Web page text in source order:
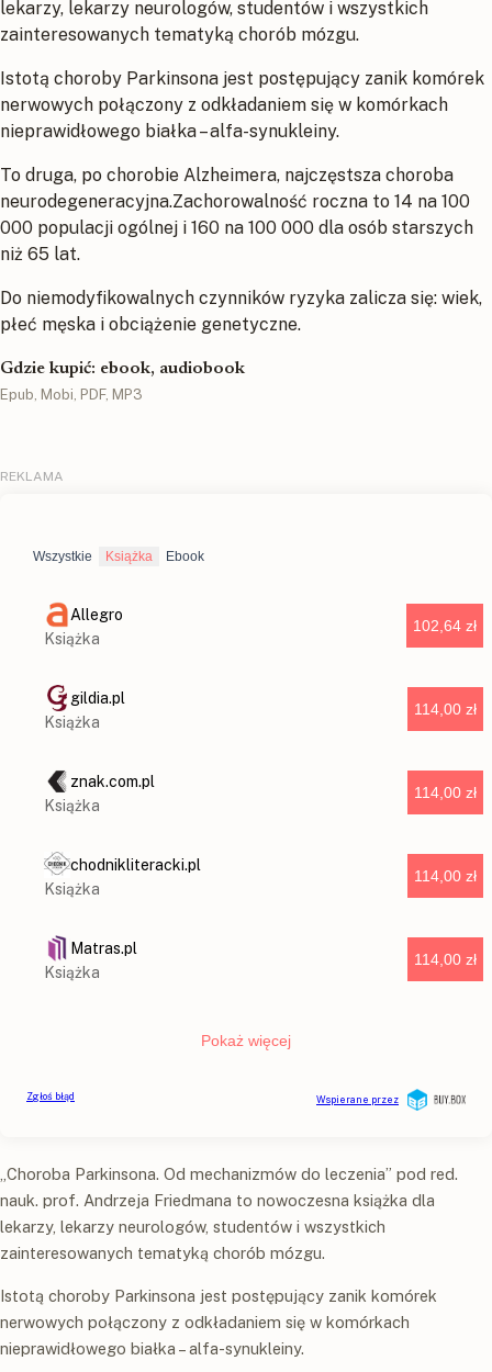
lekarzy, lekarzy neurologów, studentów i wszystkich
zainteresowanych tematyką chorób mózgu.
Istotą choroby Parkinsona jest postępujący zanik komórek
nerwowych połączony z odkładaniem się w komórkach
nieprawidłowego białka – alfa-synukleiny.
To druga, po chorobie Alzheimera, najczęstsza choroba
neurodegeneracyjna.Zachorowalność roczna to 14 na 100
000 populacji ogólnej i 160 na 100 000 dla osób starszych
niż 65 lat.
Do niemodyfikowalnych czynników ryzyka zalicza się: wiek,
płeć męska i obciążenie genetyczne.
Gdzie kupić: ebook, audiobook
Epub, Mobi, PDF, MP3
„Choroba Parkinsona. Od mechanizmów do leczenia” pod red.
nauk. prof. Andrzeja Friedmana to nowoczesna książka dla
lekarzy, lekarzy neurologów, studentów i wszystkich
zainteresowanych tematyką chorób mózgu.
Istotą choroby Parkinsona jest postępujący zanik komórek
nerwowych połączony z odkładaniem się w komórkach
nieprawidłowego białka – alfa-synukleiny.